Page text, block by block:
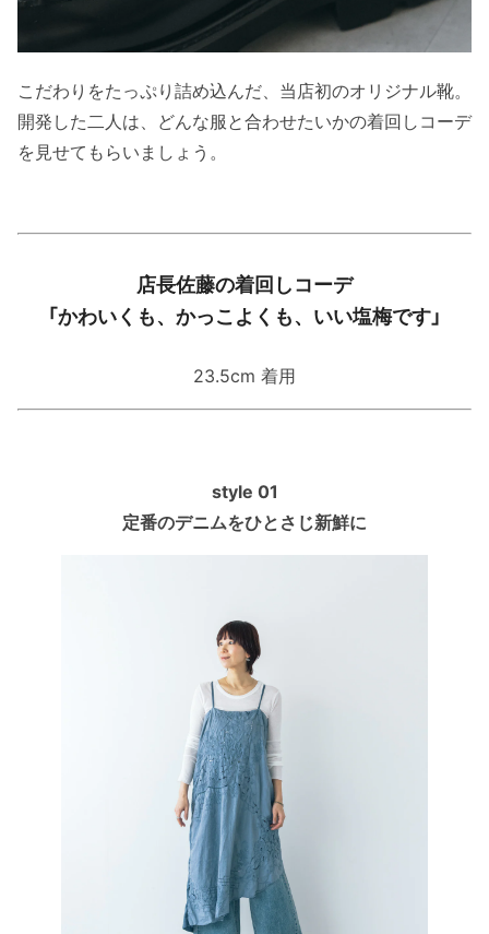
こだわりをたっぷり詰め込んだ、当店初のオリジナル靴。
開発した二人は、どんな服と合わせたいかの着回しコーデ
を見せてもらいましょう。
店長佐藤の着回しコーデ
「かわいくも、かっこよくも、いい塩梅です」
23.5cm 着用
style 01
定番のデニムをひとさじ新鮮に